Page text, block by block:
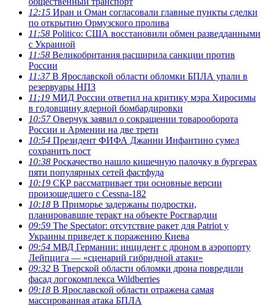
12:15 Иран и Оман согласовали главные пункты сделки
по открытию Ормузского пролива
11:58 Politico: США восстановили обмен разведданными
с Украиной
11:58 Великобритания расширила санкции против
России
11:37В Ярославской области обломки БПЛА упали в
резервуары НПЗ
11:19 МИД России ответил на критику мэра Хиросимы
в годовщину ядерной бомбардировки
10:57Оверчук заявил о сокращении товарооборота
России и Армении на две трети
10:54 Президент ФИФА Джанни Инфантино сумел
сохранить пост
10:38 Роскачество нашло кишечную палочку в бургерах
пяти популярных сетей фастфуда
10:19 СКР рассматривает три основные версии
произошедшего с Cessna-182
10:18 В Приморье задержаны подростки,
планировавшие теракт на объекте Росгвардии
09:59 The Spectator: отсутствие ракет для Patriot у
Украины приведет к поражению Киева
09:54 МВД Германии: инцидент с дроном в аэропорту
Лейпцига — «сценарий гибридной атаки»
09:32 В Тверской области обломки дрона повредили
фасад логокомплекса Wildberries
09:18 В Ярославской области отражена самая
массированная атака БПЛА